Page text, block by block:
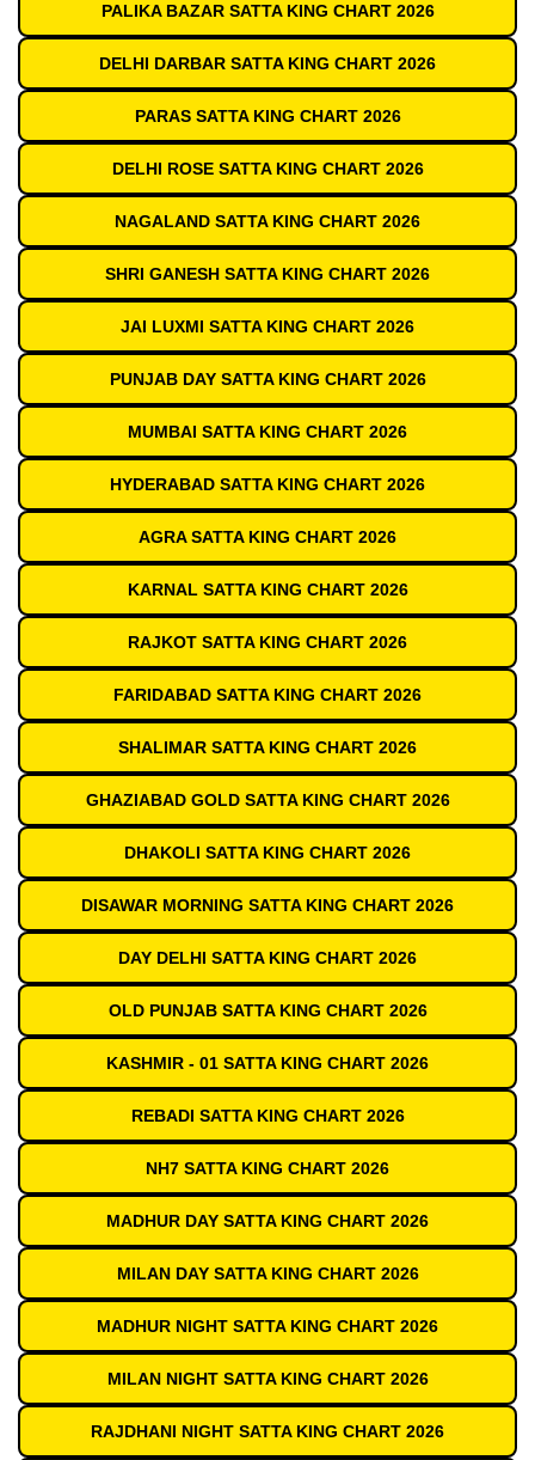
PALIKA BAZAR SATTA KING CHART 2026
DELHI DARBAR SATTA KING CHART 2026
PARAS SATTA KING CHART 2026
DELHI ROSE SATTA KING CHART 2026
NAGALAND SATTA KING CHART 2026
SHRI GANESH SATTA KING CHART 2026
JAI LUXMI SATTA KING CHART 2026
PUNJAB DAY SATTA KING CHART 2026
MUMBAI SATTA KING CHART 2026
HYDERABAD SATTA KING CHART 2026
AGRA SATTA KING CHART 2026
KARNAL SATTA KING CHART 2026
RAJKOT SATTA KING CHART 2026
FARIDABAD SATTA KING CHART 2026
SHALIMAR SATTA KING CHART 2026
GHAZIABAD GOLD SATTA KING CHART 2026
DHAKOLI SATTA KING CHART 2026
DISAWAR MORNING SATTA KING CHART 2026
DAY DELHI SATTA KING CHART 2026
OLD PUNJAB SATTA KING CHART 2026
KASHMIR - 01 SATTA KING CHART 2026
REBADI SATTA KING CHART 2026
NH7 SATTA KING CHART 2026
MADHUR DAY SATTA KING CHART 2026
MILAN DAY SATTA KING CHART 2026
MADHUR NIGHT SATTA KING CHART 2026
MILAN NIGHT SATTA KING CHART 2026
RAJDHANI NIGHT SATTA KING CHART 2026